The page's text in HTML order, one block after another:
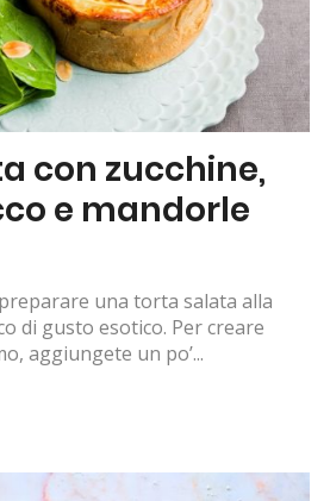
con zucchine,
e mandorle
una torta salata alla
di gusto esotico. Per creare
aggiungete un po’...